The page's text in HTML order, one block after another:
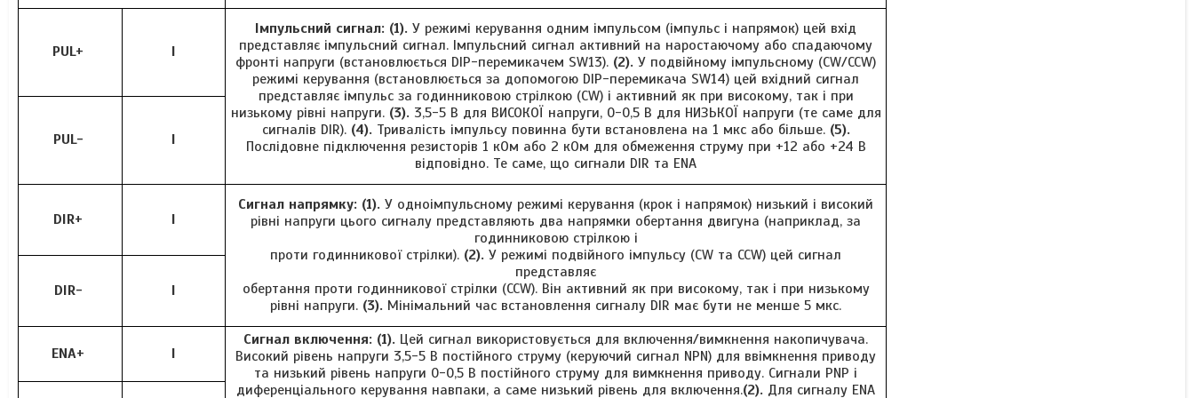
PUL+ I
Імпульсний сигнал: (1). У режимі керування одним імпульсом (імпульс і напрямок) цей вхід
представляє імпульсний сигнал. Імпульсний сигнал активний на наростаючому або спадаючому
фронті напруги (встановлюється DIP-перемикачем SW13). (2). У подвійному імпульсному (CW/CCW)
режимі керування (встановлюється за допомогою DIP-перемикача SW14) цей вхідний сигнал
представляє імпульс за годинниковою стрілкою (CW) і активний як при високому, так і при
низькому рівні напруги. (3). 3,5-5 В для ВИСОКОЇ напруги, 0-0,5 В для НИЗЬКОЇ напруги (те саме для
сигналів DIR). (4). Тривалість імпульсу повинна бути встановлена на 1 мкс або більше.(5).
Послідовне підключення резисторів 1 кОм або 2 кОм для обмеження струму при +12 або +24 В
відповідно. Те саме, що сигнали DIR та ENA
PUL- I
DIR+ I
Сигнал напрямку: (1). У одноімпульсному режимі керування (крок і напрямок) низький і високий
рівні напруги цього сигналу представляють два напрямки обертання двигуна (наприклад, за
годинниковою стрілкою і
проти годинникової стрілки). (2). У режимі подвійного імпульсу (CW та CCW) цей сигнал
представляє
обертання проти годинникової стрілки (CCW). Він активний як при високому, так і при низькому
рівні напруги. (3). Мінімальний час встановлення сигналу DIR має бути не менше 5 мкс.
DIR- I
ENA+ I
Сигнал включення: (1). Цей сигнал використовується для включення/вимкнення накопичувача.
Високий рівень напруги 3,5-5 В постійного струму (керуючий сигнал NPN) для ввімкнення приводу
та низький рівень напруги 0-0,5 В постійного струму для вимкнення приводу. Сигнали PNP і
диференціального керування навпаки, а саме низький рівень для включення.(2). Для сигналу ENA